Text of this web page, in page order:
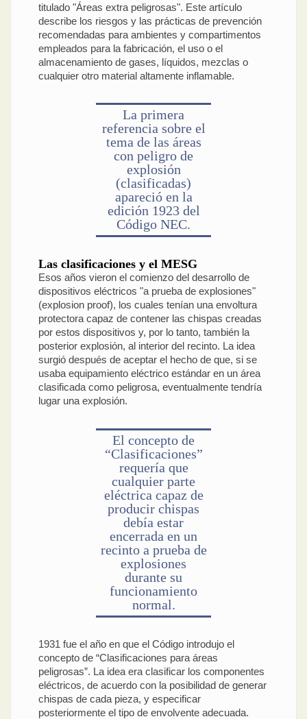
titulado "Áreas extra peligrosas". Este artículo
describe los riesgos y las prácticas de prevención
recomendadas para ambientes y compartimentos
empleados para la fabricación, el uso o el
almacenamiento de gases, líquidos, mezclas o
cualquier otro material altamente inflamable.
La primera
referencia sobre el
tema de las áreas
con peligro de
explosión
(clasificadas)
apareció en la
edición 1923 del
Código NEC.
Las clasificaciones y el MESG
Esos años vieron el comienzo del desarrollo de
dispositivos eléctricos "a prueba de explosiones"
(explosion proof), los cuales tenían una envoltura
protectora capaz de contener las chispas creadas
por estos dispositivos y, por lo tanto, también la
posterior explosión, al interior del recinto. La idea
surgió después de aceptar el hecho de que, si se
usaba equipamiento eléctrico estándar en un área
clasificada como peligrosa, eventualmente tendría
lugar una explosión.
El concepto de
“Clasificaciones”
requería que
cualquier parte
eléctrica capaz de
producir chispas
debía estar
encerrada en un
recinto a prueba de
explosiones
durante su
funcionamiento
normal.
1931 fue el año en que el Código introdujo el
concepto de “Clasificaciones para áreas
peligrosas”. La idea era clasificar los componentes
eléctricos, de acuerdo con la posibilidad de generar
chispas de cada pieza, y especificar
posteriormente el tipo de envolvente adecuada.